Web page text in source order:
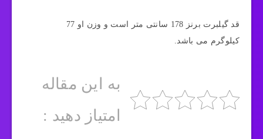
قد گیلبرت برنز 178 سانتی متر است و وزن او 77
کیلوگرم می باشد.
به این مقاله
امتیاز دهید :